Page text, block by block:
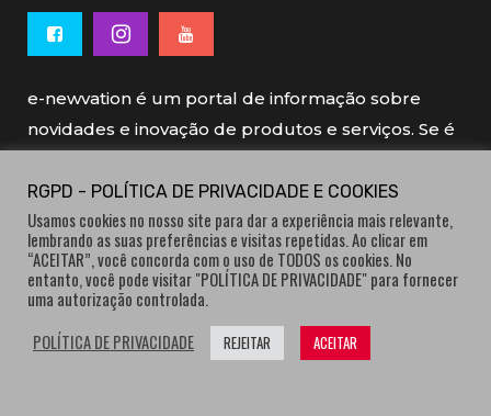
e-newvation é um portal de informação sobre
novidades e inovação de produtos e serviços. Se é
e-newvation tem o patrocínio do “Produto do
Ano”, o prémio de inovação atribuído por
consumidores.
RGPD - POLÍTICA DE PRIVACIDADE E COOKIES
Usamos cookies no nosso site para dar a experiência mais relevante,
lembrando as suas preferências e visitas repetidas. Ao clicar em
“ACEITAR”, você concorda com o uso de TODOS os cookies. No
entanto, você pode visitar "POLÍTICA DE PRIVACIDADE" para fornecer
uma autorização controlada.
POLÍTICA DE PRIVACIDADE
REJEITAR ACEITAR